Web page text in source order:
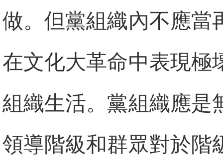
做。但黨組織內不應當
在文化大革命中表現極
組織生活。黨組織應是
領導階級和群眾對於階